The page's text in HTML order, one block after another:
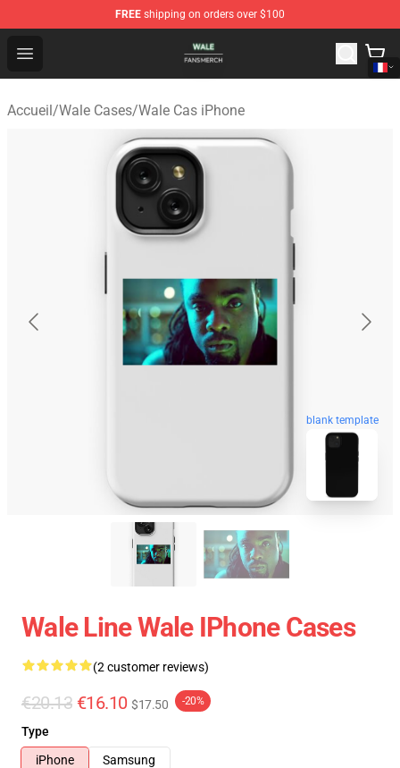
FREE shipping on orders over $100
Open menu
Wale Shop - Official Wale Merchandise Store
Accueil/Wale Cases/Wale Cas iPhone
blank template
Wale Line Wale IPhone Cases
(2 customer reviews)
€20.13 €16.10 $17.50 -20%
Type
iPhone
Samsung